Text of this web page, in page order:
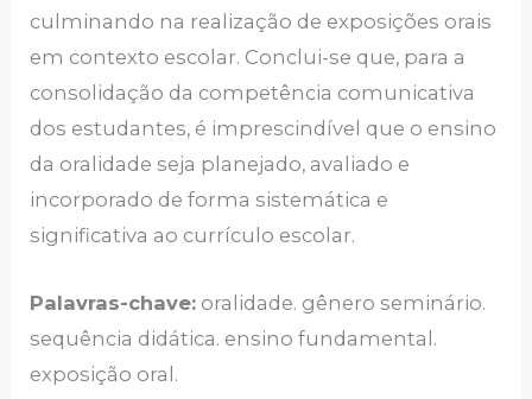
culminando na realização de exposições orais
em contexto escolar. Conclui-se que, para a
consolidação da competência comunicativa
dos estudantes, é imprescindível que o ensino
da oralidade seja planejado, avaliado e
incorporado de forma sistemática e
significativa ao currículo escolar.
Palavras-chave: oralidade. gênero seminário.
sequência didática. ensino fundamental.
exposição oral.